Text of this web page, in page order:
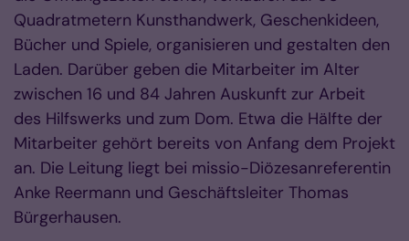
Quadratmetern Kunsthandwerk, Geschenkideen,
Bücher und Spiele, organisieren und gestalten den
Laden. Darüber geben die Mitarbeiter im Alter
zwischen 16 und 84 Jahren Auskunft zur Arbeit
des Hilfswerks und zum Dom. Etwa die Hälfte der
Mitarbeiter gehört bereits von Anfang dem Projekt
an. Die Leitung liegt bei missio-Diözesanreferentin
Anke Reermann und Geschäftsleiter Thomas
Bürgerhausen.